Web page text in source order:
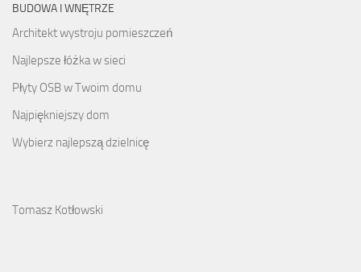
BUDOWA I WNĘTRZE
Architekt wystroju pomieszczeń
Najlepsze łóżka w sieci
Płyty OSB w Twoim domu
Najpiękniejszy dom
Wybierz najlepszą dzielnicę
Tomasz Kotłowski